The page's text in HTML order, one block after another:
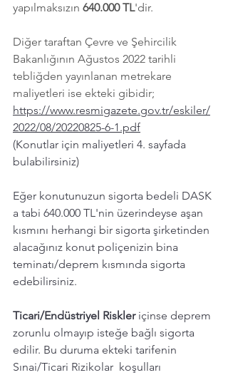
yapılmaksızın 640.000 TL'dir.
Diğer taraftan Çevre ve Şehircilik
Bakanlığının Ağustos 2022 tarihli
tebliğden yayınlanan metrekare
maliyetleri ise ekteki gibidir;
https://www.resmigazete.gov.tr/eskiler/
2022/08/20220825-6-1.pdf
(Konutlar için maliyetleri 4. sayfada
bulabilirsiniz)
Eğer konutunuzun sigorta bedeli DASK
a tabi 640.000 TL'nin üzerindeyse aşan
kısmını herhangi bir sigorta şirketinden
alacağınız konut poliçenizin bina
teminatı/deprem kısmında sigorta
edebilirsiniz.
Ticari/Endüstriyel Riskler içinse deprem
zorunlu olmayıp isteğe bağlı sigorta
edilir. Bu duruma ekteki tarifenin
Sınai/Ticari Rizikolar  koşulları